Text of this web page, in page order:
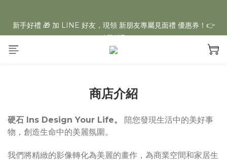
點我領取
商店介紹
硬石 Ins Design Your Life。
陪您發現生活中的美好事
物，創造生命中的美麗氛圍。
我們將精緻的影像轉化為美麗的畫作，為商業空間和家居生